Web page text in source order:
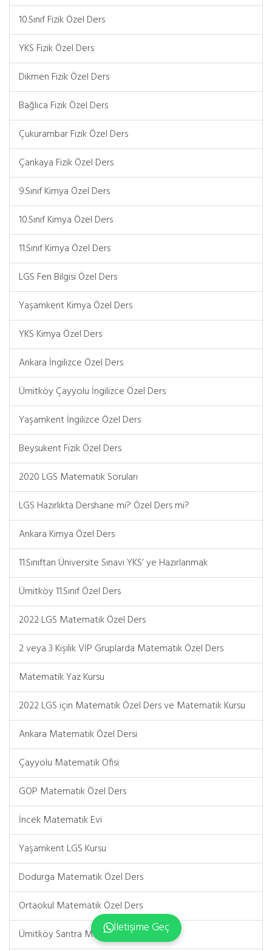
10.Sınıf Fizik Özel Ders
YKS Fizik Özel Ders
Dikmen Fizik Özel Ders
Bağlıca Fizik Özel Ders
Çukurambar Fizik Özel Ders
Çankaya Fizik Özel Ders
9.Sınıf Kimya Özel Ders
10.Sınıf Kimya Özel Ders
11.Sınıf Kimya Özel Ders
LGS Fen Bilgisi Özel Ders
Yaşamkent Kimya Özel Ders
YKS Kimya Özel Ders
Ankara İngilizce Özel Ders
Ümitköy Çayyolu İngilizce Özel Ders
Yaşamkent İngilizce Özel Ders
Beysukent Fizik Özel Ders
2020 LGS Matematik Soruları
LGS Hazırlıkta Dershane mi? Özel Ders mi?
Ankara Kimya Özel Ders
11.Sınıftan Üniversite Sınavı YKS’ ye Hazırlanmak
Ümitköy 11.Sınıf Özel Ders
2022 LGS Matematik Özel Ders
2 veya 3 Kişilik VİP Gruplarda Matematik Özel Ders
Matematik Yaz Kursu
2022 LGS için Matematik Özel Ders ve Matematik Kursu
Ankara Matematik Özel Dersi
Çayyolu Matematik Ofisi
GOP Matematik Özel Ders
İncek Matematik Evi
Yaşamkent LGS Kursu
Dodurga Matematik Özel Ders
Ortaokul Matematik Özel Ders
Ümitköy Santra Matematik Özel Ders
İletişime Geç